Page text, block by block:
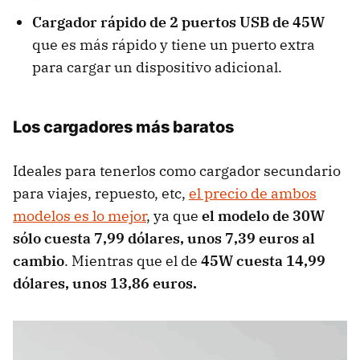
Cargador rápido de 2 puertos USB de 45W
que es más rápido y tiene un puerto extra
para cargar un dispositivo adicional.
Los cargadores más baratos
Ideales para tenerlos como cargador secundario
para viajes, repuesto, etc, el precio de ambos
modelos es lo mejor, ya que el modelo de 30W
sólo cuesta 7,99 dólares, unos 7,39 euros al
cambio. Mientras que el de 45W cuesta 14,99
dólares, unos 13,86 euros.